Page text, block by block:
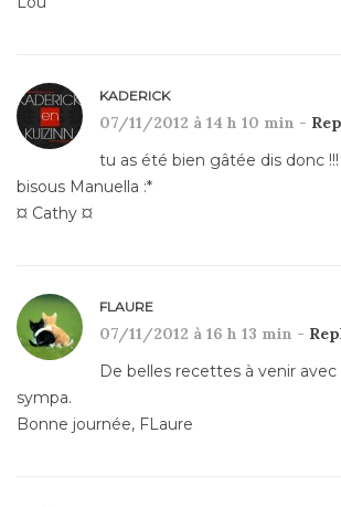
KADERICK
07/11/2012 à 14 h 10 min -
tu as été bien gâtée dis donc !!!
bisous Manuella :*
¤ Cathy ¤
FLAURE
07/11/2012 à 16 h 13 min -
De belles recettes à venir
sympa.
Bonne journée, FLaure